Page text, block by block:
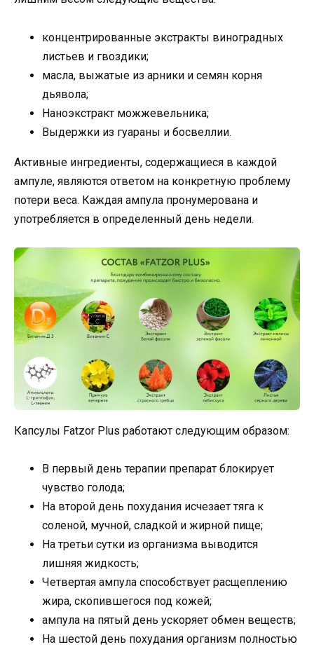
концентрированные экстракты виноградных
листьев и гвоздики;
масла, выжатые из арники и семян корня
дьявола;
Наноэкстракт можжевельника;
Выдержки из гуараны и босвеллии.
Активные ингредиенты, содержащиеся в каждой
ампуле, являются ответом на конкретную проблему
потери веса. Каждая ампула пронумерована и
употребляется в определенный день недели.
Капсулы Fatzor Plus работают следующим образом:
В первый день терапии препарат блокирует
чувство голода;
На второй день похудания исчезает тяга к
соленой, мучной, сладкой и жирной пище;
На третьи сутки из организма выводится
лишняя жидкость;
Четвертая ампула способствует расщеплению
жира, скопившегося под кожей;
ампула на пятый день ускоряет обмен веществ;
На шестой день похудания организм полностью